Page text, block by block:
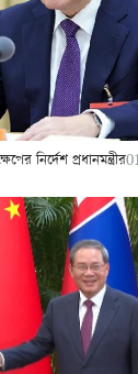
নির্দেশ প্রধানমন্ত্রীর